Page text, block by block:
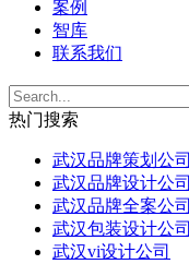
案例
智库
联系我们
热门搜索
武汉品牌策划公司
武汉品牌设计公司
武汉品牌全案公司
武汉包装设计公司
武汉vi设计公司